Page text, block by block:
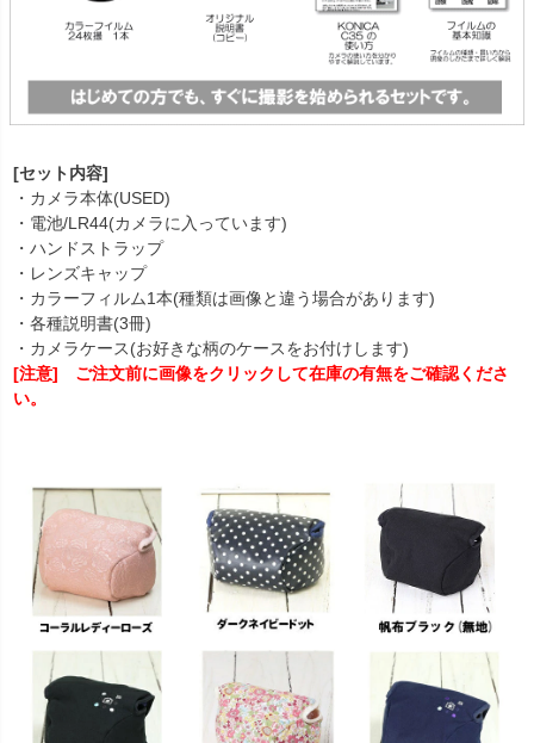
[セット内容]
・カメラ本体(USED)
・電池/LR44(カメラに入っています)
・ハンドストラップ
・レンズキャップ
・カラーフィルム1本(種類は画像と違う場合があります)
・各種説明書(3冊)
・カメラケース(お好きな柄のケースをお付けします)
[注意] ご注文前に画像をクリックして在庫の有無をご確認くださ
い。